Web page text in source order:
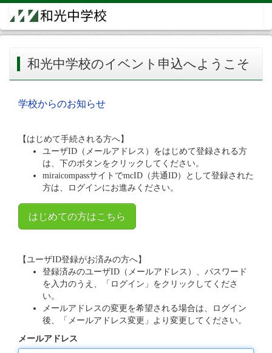
和光中学校のイベント申込へようこそ
学校からのお知らせ
【はじめて手続される方へ】
ユーザID（メールアドレス）をはじめて登録される方
は、下のボタンをクリックしてください。
miraicompassサイトでmcID（共通ID）として登録された
方は、ログインにお進みください。
はじめての方はこちら
【ユーザID登録がお済みの方へ】
登録済みのユーザID（メールアドレス）、パスワード
を入力のうえ、「ログイン」をクリックしてくださ
い。
メールアドレスの変更を希望される場合は、ログイン
後、「メールアドレス変更」より変更してください。
メールアドレス